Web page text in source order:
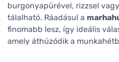
burgonyapürével, rizzsel
tálalható. Ráadásul a
finomabb lesz, így ideális
amely áthúzódik a